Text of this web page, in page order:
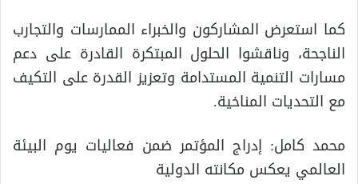
كما استعرض المشاركون والخبراء الممارسات والتجارب
الناجحة، وناقشوا الحلول المبتكرة القادرة على دعم
مسارات التنمية المستدامة وتعزيز القدرة على التكيف
مع التحديات المناخية.
محمد كامل: إدراج المؤتمر ضمن فعاليات يوم البيئة
العالمي يعكس مكانته الدولية